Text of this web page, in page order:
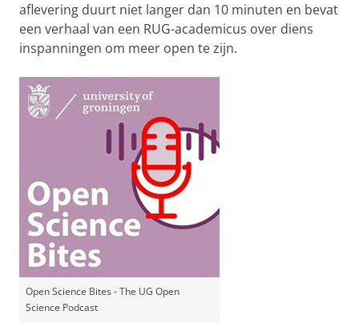
aflevering duurt niet langer dan 10 minuten en bevat
een verhaal van een RUG-academicus over diens
inspanningen om meer open te zijn.
Open Science Bites - The UG Open
Science Podcast